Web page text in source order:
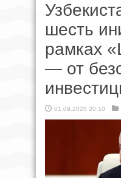
шесть
рамках
— от
01.09.2025 20:10